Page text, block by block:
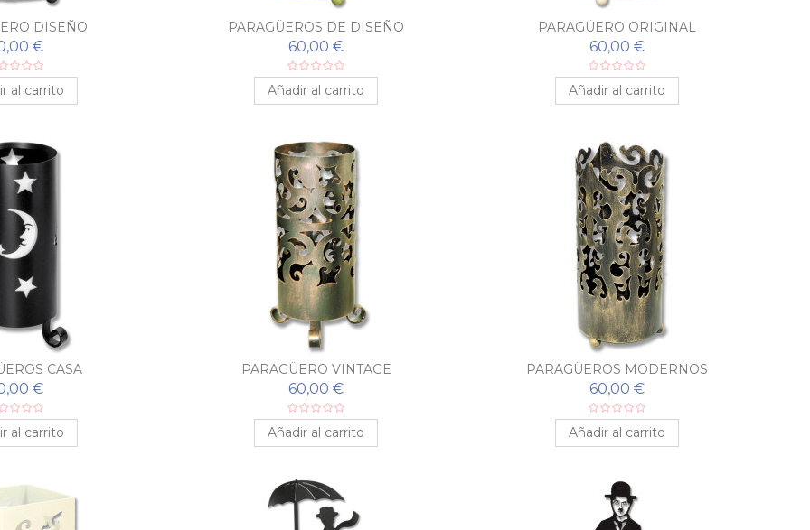
DISEÑO
€
al carrito
PARAGÜEROS DE DISEÑO
60,00 €
Añadir al carrito
PARAGÜERO ORIGINAL
60,00 €
Añadir al carrito
CASA
€
al carrito
PARAGÜERO VINTAGE
60,00 €
Añadir al carrito
PARAGÜEROS MODERNOS
60,00 €
Añadir al carrito